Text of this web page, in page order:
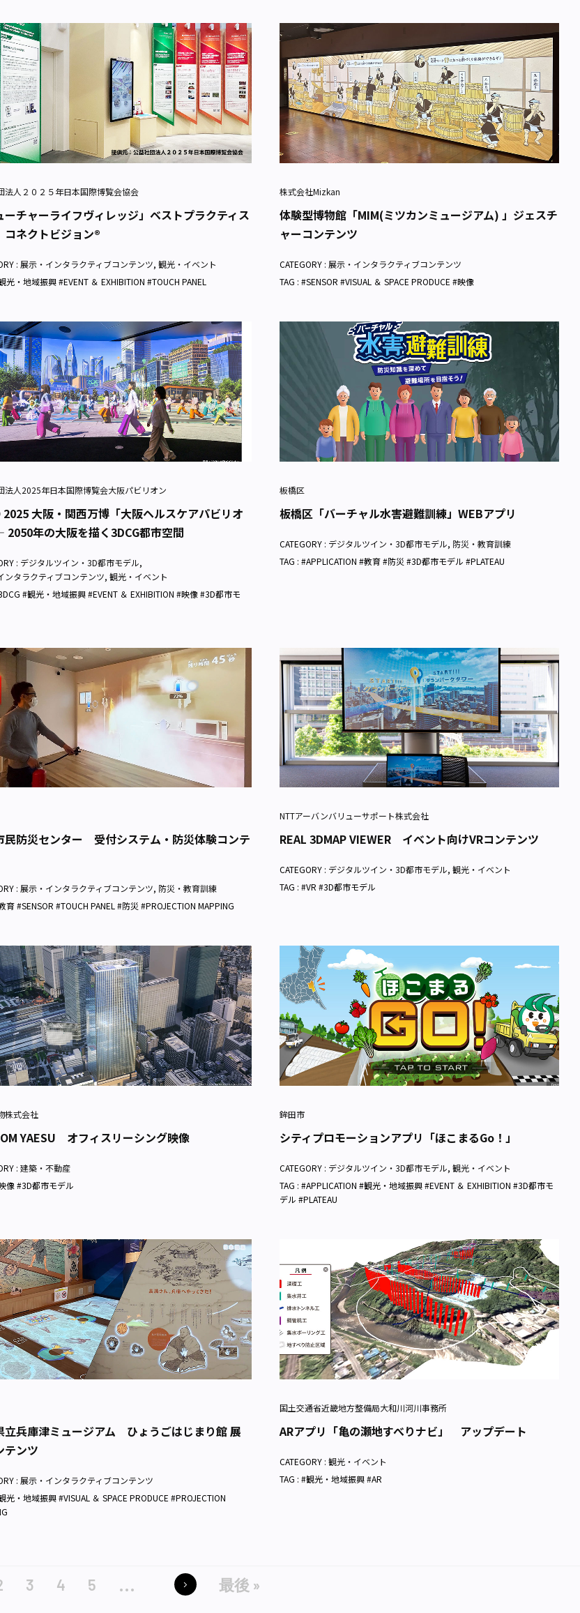
法人２０２５年日本国際博覧会協会
ーチャーライフヴィレッジ」ベストプラクティス
ネクトビジョン®
: 展示・インタラクティブコンテンツ,観光・イベント
光・地域振興 #EVENT ＆ EXHIBITION #TOUCH PANEL
株式会社Mizkan
体験型博物館「MIM(ミツカンミュージアム) 」ジェスチ
ャーコンテンツ
CATEGORY : 展示・インタラクティブコンテンツ
TAG : #SENSOR #VISUAL ＆ SPACE PRODUCE #映像
法人2025年日本国際博覧会大阪パビリオン
2025 大阪・関西万博「大阪ヘルスケアパビリオ
2050年の大阪を描く3DCG都市空間
: デジタルツイン・3D都市モデル,
ンタラクティブコンテンツ,観光・イベント
#観光・地域振興 #EVENT ＆ EXHIBITION #映像 #3D都市モ
板橋区
板橋区「バーチャル水害避難訓練」WEBアプリ
CATEGORY : デジタルツイン・3D都市モデル, 防災・教育訓練
TAG : #APPLICATION #教育 #防災 #3D都市モデル #PLATEAU
民防災センター 受付システム・防災体験コンテ
: 展示・インタラクティブコンテンツ, 防災・教育訓練
育 #SENSOR #TOUCH PANEL #防災 #PROJECTION MAPPING
NTTアーバンバリューサポート株式会社
REAL 3DMAP VIEWER イベント向けVRコンテンツ
CATEGORY : デジタルツイン・3D都市モデル, 観光・イベント
TAG : #VR #3D都市モデル
株式会社
YAESU オフィスリーシング映像
:建築・不動産
像 #3D都市モデル
鉾田市
シティプロモーションアプリ「ほこまるGo！」
CATEGORY : デジタルツイン・3D都市モデル, 観光・イベント
TAG : #APPLICATION #観光・地域振興 #EVENT ＆ EXHIBITION #3D都市モ
デル #PLATEAU
立兵庫津ミュージアム ひょうごはじまり館 展
テンツ
: 展示・インタラクティブコンテンツ
光・地域振興 #VISUAL ＆ SPACE PRODUCE #PROJECTION
国土交通省近畿地方整備局大和川河川事務所
ARアプリ「亀の瀬地すべりナビ」 アップデート
CATEGORY : 観光・イベント
TAG : #観光・地域振興 #AR
3 4 5 ... 最後 »